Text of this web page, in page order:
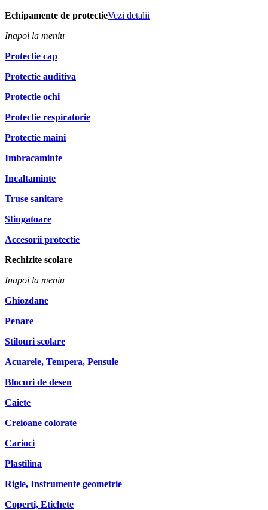
Echipamente de protectieVezi detalii
Inapoi la meniu
Protectie cap
Protectie auditiva
Protectie ochi
Protectie respiratorie
Protectie maini
Imbracaminte
Incaltaminte
Truse sanitare
Stingatoare
Accesorii protectie
Rechizite scolare
Inapoi la meniu
Ghiozdane
Penare
Stilouri scolare
Acuarele, Tempera, Pensule
Blocuri de desen
Caiete
Creioane colorate
Carioci
Plastilina
Rigle, Instrumente geometrie
Coperti, Etichete